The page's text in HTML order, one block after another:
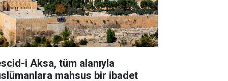
i Aksa, tüm alanıyla
mahsus bir ibadet